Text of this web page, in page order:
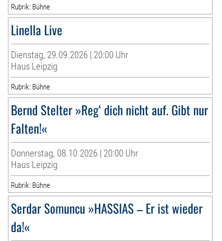
Rubrik: Bühne
Linella Live
Dienstag, 29.09.2026 | 20:00 Uhr
Haus Leipzig
Rubrik: Bühne
Bernd Stelter »Reg‘ dich nicht auf. Gibt nur
Falten!«
Donnerstag, 08.10.2026 | 20:00 Uhr
Haus Leipzig
Rubrik: Bühne
Serdar Somuncu »HASSIAS – Er ist wieder
da!«